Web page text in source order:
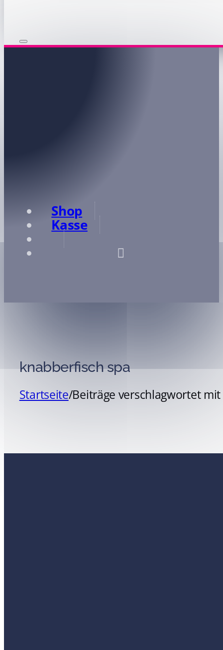
Shop
Kasse
knabberfisch spa
Startseite/Beiträge verschlagwortet mit